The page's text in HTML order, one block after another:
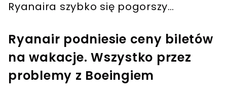
Ryanaira szybko się pogorszy…
Ryanair podniesie ceny biletów
na wakacje. Wszystko przez
problemy z Boeingiem